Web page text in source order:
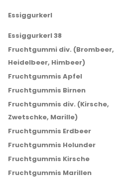
Essiggurkerl
Essiggurkerl 38
Fruchtgummi div. (Brombeer,
Heidelbeer, Himbeer)
Fruchtgummis Apfel
Fruchtgummis Birnen
Fruchtgummis div. (Kirsche,
Zwetschke, Marille)
Fruchtgummis Erdbeer
Fruchtgummis Holunder
Fruchtgummis Kirsche
Fruchtgummis Marillen